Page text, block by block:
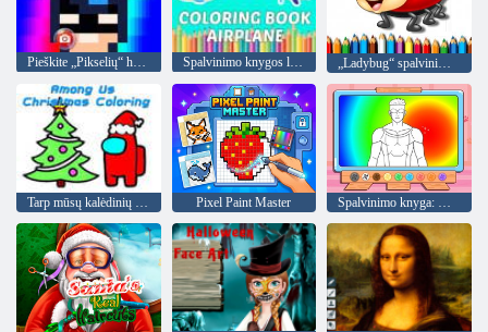
Pieškite „Pikselių“ herojų veidą Spalvinimo knygos lėktuvas „Ladybug“ spalvinimo knyga
Tarp mūsų kalėdinių dažų Pixel Paint Master Spalvinimo knyga: Nenugalimas